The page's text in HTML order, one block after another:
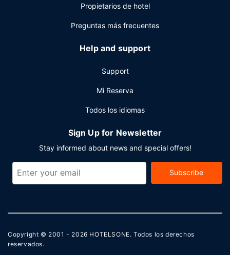
Propietarios de hotel
Preguntas más frecuentes
Help and support
Support
Mi Reserva
Todos los idiomas
Sign Up for Newsletter
Stay informed about news and special offers!
Subscribe
Copyright © 2001 - 2026 HOTELSONE. Todos los derechos
reservados.